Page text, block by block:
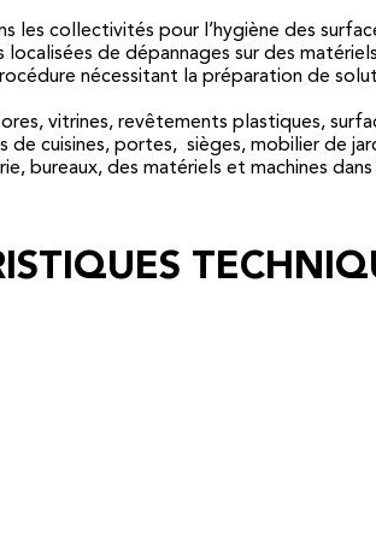
les collectivités pour l’hygiène des
localisées de dépannages sur des
nécessitant la préparation de
vitrines, revêtements plastiques,
de cuisines, portes, sièges, mobilier de
bureaux, des matériels et machines